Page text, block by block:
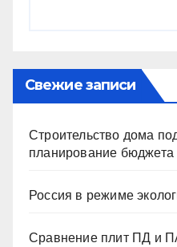
Свежие записи
Строительство дома
планирование бюджета
Россия в режиме
Сравнение плит ПД и